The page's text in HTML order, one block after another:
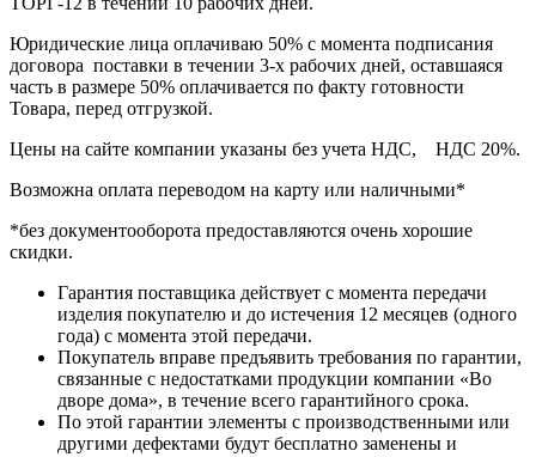
Юридические лица оплачиваю 50% с момента подписания
договора поставки в течении 3-х рабочих дней, оставшаяся
часть в размере 50% оплачивается по факту готовности
Товара, перед отгрузкой.
Цены на сайте компании указаны без учета НДС, НДС 20%.
Возможна оплата переводом на карту или наличными*
*без документооборота предоставляются очень хорошие
скидки.
Гарантия поставщика действует с момента передачи
изделия покупателю и до истечения 12 месяцев (одного
года) с момента этой передачи.
Покупатель вправе предъявить требования по гарантии,
связанные с недостатками продукции компании «Во
дворе дома», в течение всего гарантийного срока.
По этой гарантии элементы с производственными или
другими дефектами будут бесплатно заменены и